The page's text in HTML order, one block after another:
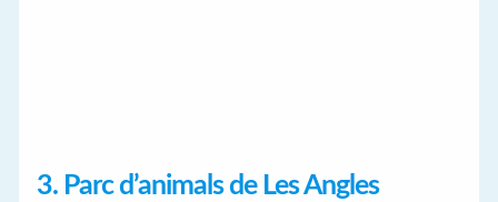
3. Parc d’animals de Les Angles